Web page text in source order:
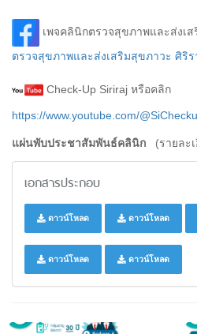
เพจคลินิกตรวจสุขภาพและส่งเ
ตรวจสุขภาพและส่งเสริมสุขภาวะ ศิริร
Check-Up Siriraj หรือคลิก
https://www.youtube.com/
แผ่นพับประชาสัมพันธ์คลินิก (รายละ
เอกสารประกอบ
ดาวน์โหลด ดาวน์โหลด
ดาวน์โหลด ดาวน์โหลด